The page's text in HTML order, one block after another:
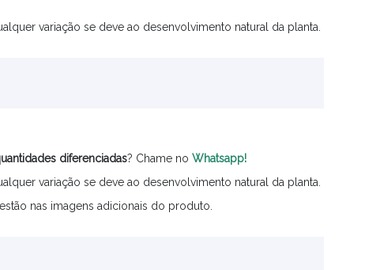
variação se deve ao desenvolvimento natural da planta.
diferenciadas? Chame no Whatsapp!
variação se deve ao desenvolvimento natural da planta.
nas imagens adicionais do produto.